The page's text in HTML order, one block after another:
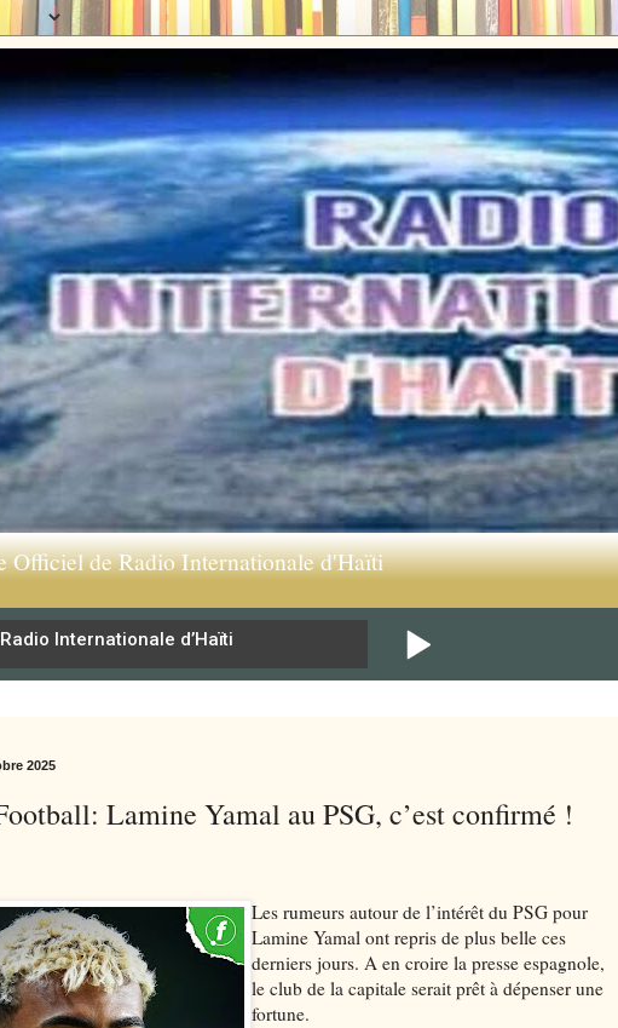
Officiel de Radio Internationale d'Haïti
2025
Lamine Yamal au PSG, c’est confirmé !
Les rumeurs autour de l’intérêt du PSG pour
Lamine Yamal ont repris de plus belle ces
derniers jours. A en croire la presse espagnole,
le club de la capitale serait prêt à dépenser une
fortune.